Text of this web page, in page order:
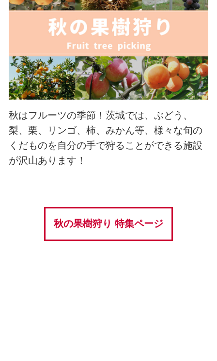
秋はフルーツの季節！茨城では、ぶどう、
梨、栗、リンゴ、柿、みかん等、様々な旬の
くだものを自分の手で狩ることができる施設
が沢山あります！
秋の果樹狩り 特集ページ